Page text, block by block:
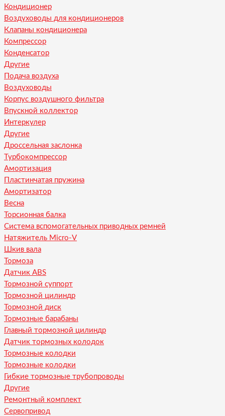
Кондиционер
Воздуховоды для кондиционеров
Клапаны кондиционера
Компрессор
Конденсатор
Другие
Подача воздуха
Воздуховоды
Корпус воздушного фильтра
Впускной коллектор
Интеркулер
Другие
Дроссельная заслонка
Турбокомпрессор
Амортизация
Пластинчатая пружина
Амортизатор
Весна
Торсионная балка
Система вспомогательных приводных ремней
Натяжитель Micro-V
Шкив вала
Тормоза
Датчик ABS
Тормозной суппорт
Тормозной цилиндр
Тормозной диск
Тормозные барабаны
Главный тормозной цилиндр
Датчик тормозных колодок
Тормозные колодки
Тормозные колодки
Гибкие тормозные трубопроводы
Другие
Ремонтный комплект
Сервопривод